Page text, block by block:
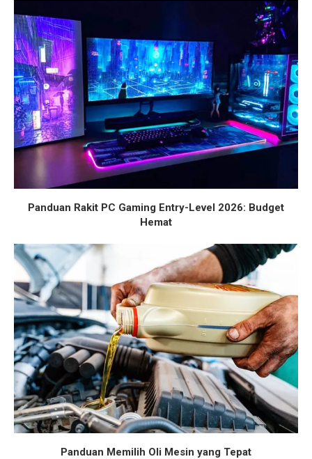
Panduan Rakit PC Gaming Entry-Level 2026: Budget
Hemat
Panduan Memilih Oli Mesin yang Tepat